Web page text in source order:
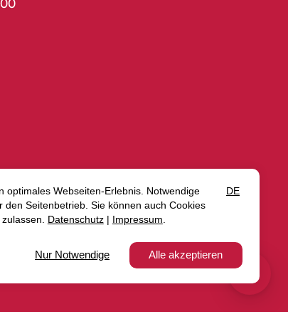
AGB
Intern
zur Barrierefreiheit
Media Blog